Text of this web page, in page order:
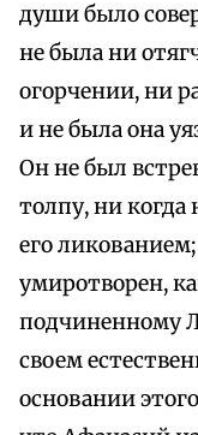
души было
не была ни
огорчении, ни
и не была она
Он не был
толпу, ни когда
его
умиротворен,
подчиненному
своем
основании